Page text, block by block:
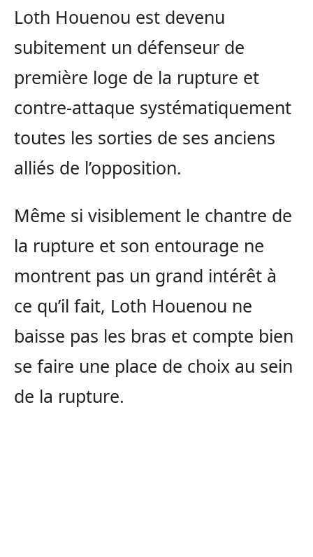
Loth Houenou est devenu
subitement un défenseur de
première loge de la rupture et
contre-attaque systématiquement
toutes les sorties de ses anciens
alliés de l’opposition.
Même si visiblement le chantre de
la rupture et son entourage ne
montrent pas un grand intérêt à
ce qu’il fait, Loth Houenou ne
baisse pas les bras et compte bien
se faire une place de choix au sein
de la rupture.